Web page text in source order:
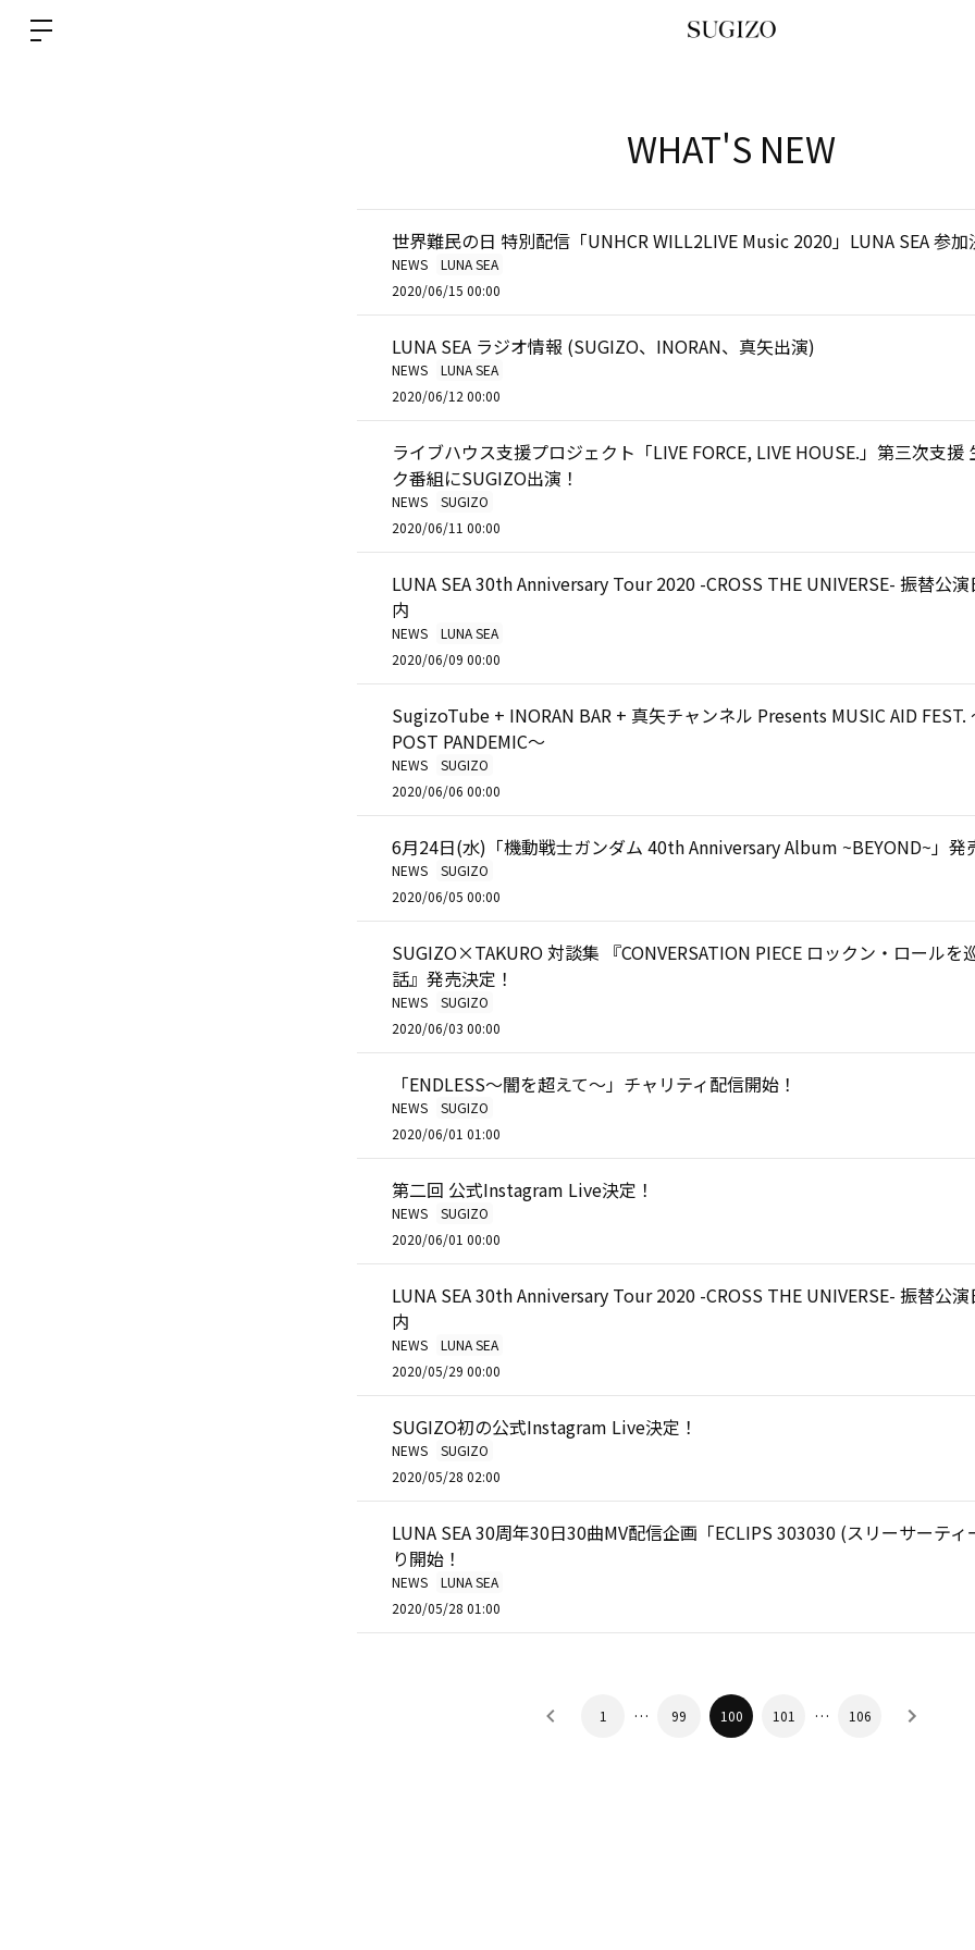
WHAT'S NEW
世界難民の日 特別配信「UNHCR WILL2LIVE Music 2020」LUNA SEA 参加
NEWS
LUNA SEA
2020/06/15 00:00
LUNA SEA ラジオ情報 (SUGIZO、INORAN、真矢出演)
NEWS
LUNA SEA
2020/06/12 00:00
ライブハウス支援プロジェクト「LIVE FORCE, LIVE HOUSE.」第三次支援
ク番組にSUGIZO出演！
NEWS
SUGIZO
2020/06/11 00:00
LUNA SEA 30th Anniversary Tour 2020 -CROSS THE UNIVERSE- 振替公
内
NEWS
LUNA SEA
2020/06/09 00:00
SugizoTube + INORAN BAR + 真矢チャンネル Presents MUSIC AID FEST.
POST PANDEMIC～
NEWS
SUGIZO
2020/06/06 00:00
6月24日(水)「機動戦士ガンダム 40th Anniversary Album ~BEYOND~」発
NEWS
SUGIZO
2020/06/05 00:00
SUGIZO×TAKURO 対談集 『CONVERSATION PIECE ロックン・ロールを
話』発売決定！
NEWS
SUGIZO
2020/06/03 00:00
「ENDLESS～闇を超えて～」チャリティ配信開始！
NEWS
SUGIZO
2020/06/01 01:00
第二回 公式Instagram Live決定！
NEWS
SUGIZO
2020/06/01 00:00
LUNA SEA 30th Anniversary Tour 2020 -CROSS THE UNIVERSE- 振替公
内
NEWS
LUNA SEA
2020/05/29 00:00
SUGIZO初の公式Instagram Live決定！
NEWS
SUGIZO
2020/05/28 02:00
LUNA SEA 30周年30日30曲MV配信企画「ECLIPS 303030 (スリーサーテ
り開始！
NEWS
LUNA SEA
2020/05/28 01:00
1 … 99 100 101 … 106